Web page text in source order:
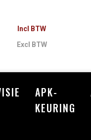
Incl BTW
Excl BTW
Winkelwagen
APK-
KEURING